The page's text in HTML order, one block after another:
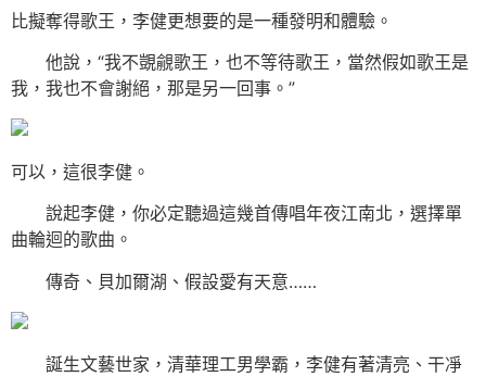
比擬奪得歌王，李健更想要的是一種發明和體驗。
他說，“我不覬覦歌王，也不等待歌王，當然假如歌王是
我，我也不會謝絕，那是另一回事。”
可以，這很李健。
說起李健，你必定聽過這幾首傳唱年夜江南北，選擇單
曲輪迴的歌曲。
傳奇、貝加爾湖、假設愛有天意……
誕生文藝世家，清華理工男學霸，李健有著清亮、干凈